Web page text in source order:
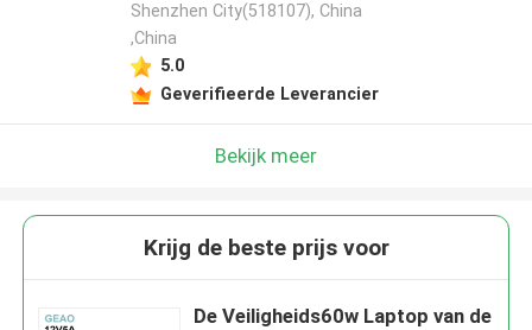
Shenzhen City(518107), China
,China
5.0
Geverifieerde Leverancier
Bekijk meer
Krijg de beste prijs voor
De Veiligheids60w Laptop van de